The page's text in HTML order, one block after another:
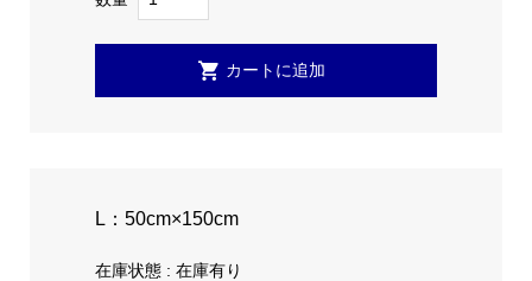
L：50cm×150cm
在庫状態 : 在庫有り